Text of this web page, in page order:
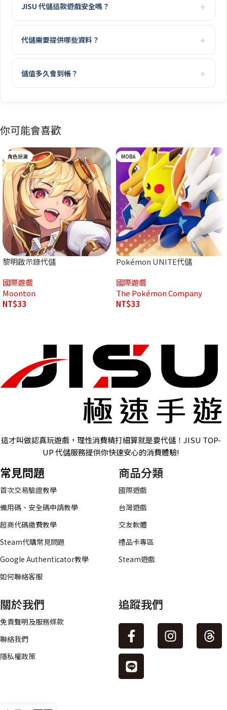
JISU 代儲這款遊戲安全嗎？
代儲需要提供哪些資料？
儲值多久會到帳？
你可能會喜歡
角色扮演
黎明啟示錄代儲
國際遊戲
Moonton
NT$33
MOBA
Pokémon UNITE代儲
國際遊戲
The Pokémon Company
NT$33
這才叫做認真玩遊戲，理性消費精打細算就是要代儲！JISU TOP-
UP 代儲服務提供你快速安心的消費體驗!
常見問題
首次交易驗證教學
備用碼、安全碼申請教學
超商代碼繳費教學
Steam代購常見問題
Google Authenticator教學
如何聯絡客服
商品分類
國際遊戲
台灣遊戲
交友軟體
禮品卡專區
Steam遊戲
關於我們
免責聲明及服務條款
聯絡我們
隱私權政策
追蹤我們